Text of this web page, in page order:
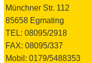
Münchner Str. 112
85658 Egmating
TEL: 08095/2918
FAX: 08095/337
Mobil: 0179/5488353